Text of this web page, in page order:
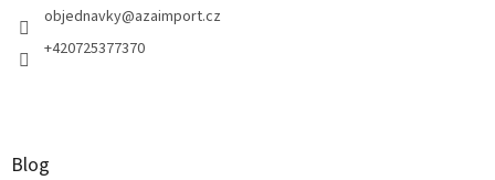
objednavky@azaimport.cz
+420725377370
Blog